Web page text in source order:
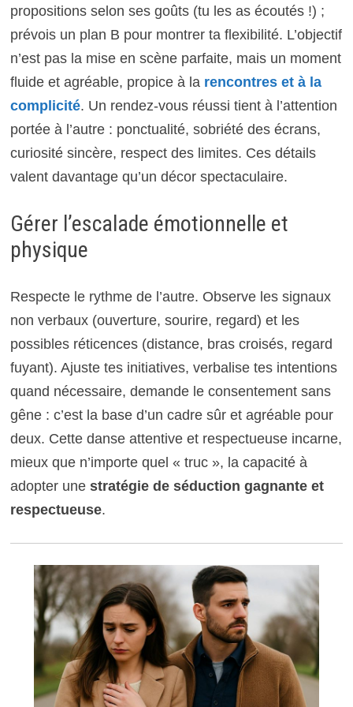
propositions selon ses goûts (tu les as écoutés !) ;
prévois un plan B pour montrer ta flexibilité. L’objectif
n’est pas la mise en scène parfaite, mais un moment
fluide et agréable, propice à la rencontres et à la
complicité. Un rendez-vous réussi tient à l’attention
portée à l’autre : ponctualité, sobriété des écrans,
curiosité sincère, respect des limites. Ces détails
valent davantage qu’un décor spectaculaire.
Gérer l’escalade émotionnelle et
physique
Respecte le rythme de l’autre. Observe les signaux
non verbaux (ouverture, sourire, regard) et les
possibles réticences (distance, bras croisés, regard
fuyant). Ajuste tes initiatives, verbalise tes intentions
quand nécessaire, demande le consentement sans
gêne : c’est la base d’un cadre sûr et agréable pour
deux. Cette danse attentive et respectueuse incarne,
mieux que n’importe quel « truc », la capacité à
adopter une stratégie de séduction gagnante et
respectueuse.